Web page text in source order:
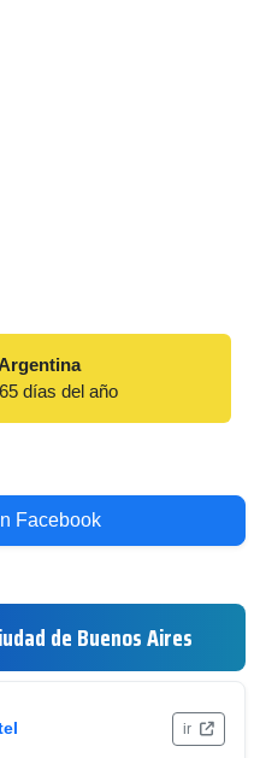
días del año
Facebook
de Buenos Aires
ir